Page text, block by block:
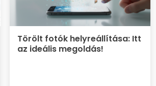
Törölt fotók helyreállítása: Itt
az ideális megoldás!